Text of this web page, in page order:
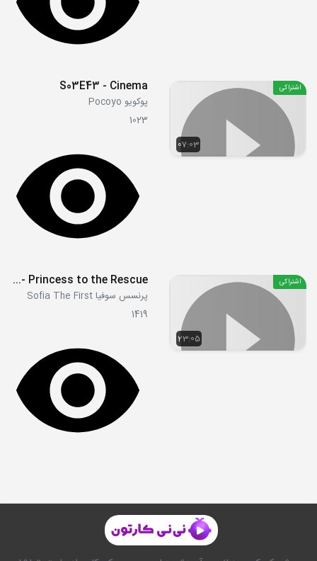
07:03
اشتراکی S03E43 - Cinema
پوکویو Pocoyo
1023
23:05
اشتراکی S02E12 - Princess to the Rescue
پرنسس سوفیا Sofia The First
1419